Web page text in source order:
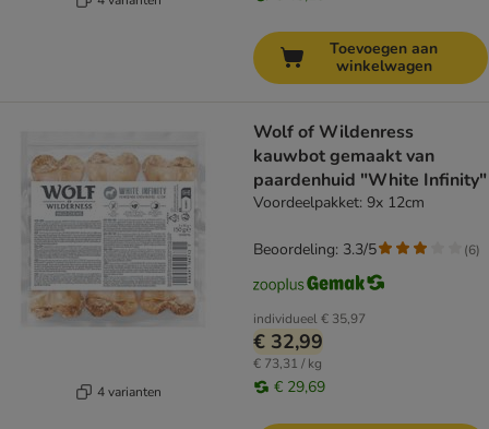
Toevoegen aan
winkelwagen
4 varianten
Wolf of Wildenress
kauwbot gemaakt van
paardenhuid "White Infinity"
Voordeelpakket: 9x 12cm
individueel€ 35,97
€ 32,99
€ 73,31 / kg
€ 29,69
Beoordeling: 3.3/5 (6)